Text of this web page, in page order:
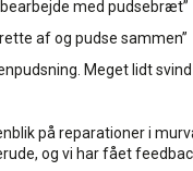
med pudsebræt”
af og pudse sammen”
Meget lidt
på reparationer i
og vi har fået